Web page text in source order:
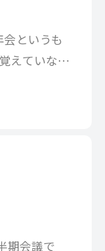
というも
えていない
期会議で